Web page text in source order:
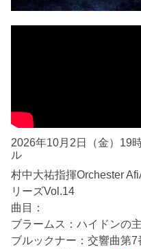
2026年10月2日（金）19
ル
村中大祐指揮Orchester
リーズVol.14
曲目：
ブラームス：ハイドンの
ブルックナー：交響曲第7